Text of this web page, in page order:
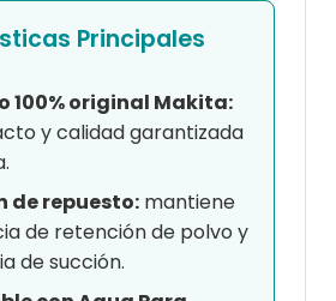
Principales
100% original Makita:
y calidad garantizada
de repuesto: mantiene
de retención de polvo y
de succión.